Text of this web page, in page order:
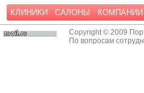
КЛИНИКИ САЛОНЫ КОМПАНИИ
Copyright © 2009
По вопросам